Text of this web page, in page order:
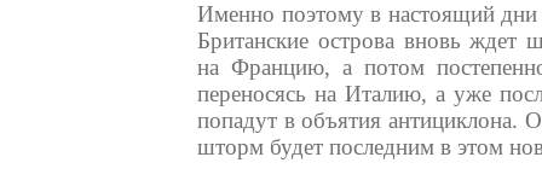
Именно поэтому в настоящий дни
Британские острова вновь ждет
на Францию, а потом
переносясь на Италию, а уже
попадут в объятия антициклона.
шторм будет последним в этом